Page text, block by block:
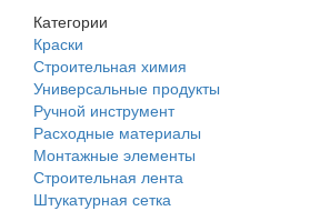
Категории
Краски
Строительная химия
Универсальные продукты
Ручной инструмент
Расходные материалы
Монтажные элементы
Строительная лента
Штукатурная сетка